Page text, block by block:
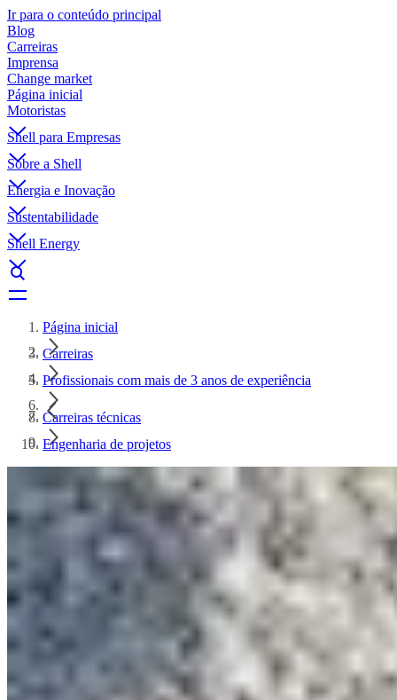
Ir para o conteúdo principal
Blog
Carreiras
Imprensa
Change market
Página inicial
Motoristas
Shell para Empresas
Sobre a Shell
Energia e Inovação
Sustentabilidade
Shell Energy
Página inicial
Carreiras
Profissionais com mais de 3 anos de experiência
Carreiras técnicas
Engenharia de projetos